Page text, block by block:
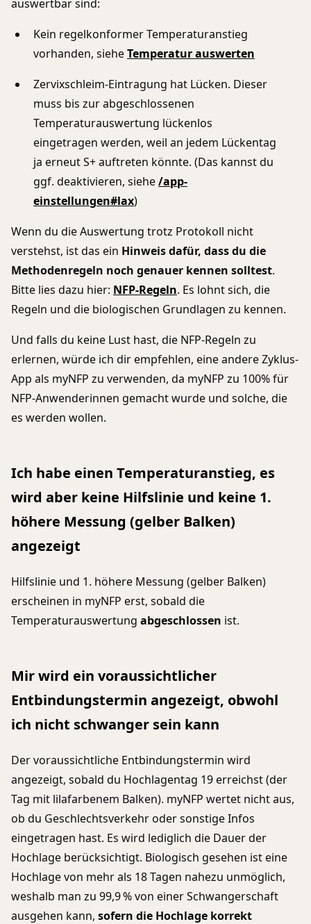
auswertbar sind:
Kein regelkonformer Temperaturanstieg
vorhanden, sieheTemperatur auswerten
Zervixschleim-Eintragung hat Lücken. Dieser
muss bis zur abgeschlossenen
Temperaturauswertung lückenlos
eingetragen werden, weil an jedem Lückentag
ja erneut S+ auftreten könnte. (Das kannst du
ggf. deaktivieren, siehe/app-
einstellungen#lax)
Wenn du die Auswertung trotz Protokoll nicht
verstehst, ist das ein Hinweis dafür, dass du die
Methodenregeln noch genauer kennen solltest.
Bitte lies dazu hier: NFP-Regeln. Es lohnt sich, die
Regeln und die biologischen Grundlagen zu kennen.
Und falls du keine Lust hast, die NFP-Regeln zu
erlernen, würde ich dir empfehlen, eine andere Zyklus-
App als myNFP zu verwenden, da myNFP zu 100% für
NFP-Anwenderinnen gemacht wurde und solche, die
es werden wollen.
Ich habe einen Temperaturanstieg, es
wird aber keine Hilfslinie und keine 1.
höhere Messung (gelber Balken)
angezeigt
Hilfslinie und 1. höhere Messung (gelber Balken)
erscheinen in myNFP erst, sobald die
Temperaturauswertung abgeschlossen ist.
Mir wird ein voraussichtlicher
Entbindungstermin angezeigt, obwohl
ich nicht schwanger sein kann
Der voraussichtliche Entbindungstermin wird
angezeigt, sobald du Hochlagentag 19 erreichst (der
Tag mit lilafarbenem Balken). myNFP wertet nicht aus,
ob du Geschlechtsverkehr oder sonstige Infos
eingetragen hast. Es wird lediglich die Dauer der
Hochlage berücksichtigt. Biologisch gesehen ist eine
Hochlage von mehr als 18 Tagen nahezu unmöglich,
weshalb man zu 99,9 % von einer Schwangerschaft
ausgehen kann, sofern die Hochlage korrekt